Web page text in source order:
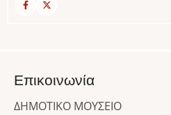
Επικοινωνία
ΔΗΜΟΤΙΚΟ ΜΟΥΣΕΙΟ